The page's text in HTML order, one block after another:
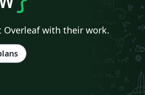
with their work.